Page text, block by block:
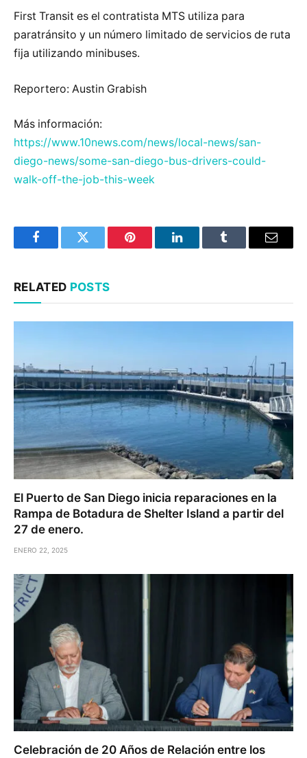
First Transit es el contratista MTS utiliza para
paratránsito y un número limitado de servicios de ruta
fija utilizando minibuses.
Reportero: Austin Grabish
Más información:
https://www.10news.com/news/local-news/san-
diego-news/some-san-diego-bus-drivers-could-
walk-off-the-job-this-week
FacebookTwitter Pinterest LinkedInTumblr Email
RELATED POSTS
El Puerto de San Diego inicia reparaciones en la
Rampa de Botadura de Shelter Island a partir del
27 de enero.
ENERO 22, 2025
Celebración de 20 Años de Relación entre los